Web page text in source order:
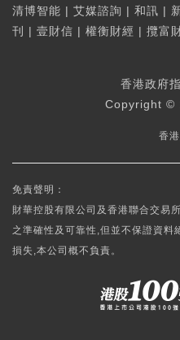
清博智能 | 艾媒諮詢 | 和訊 |
刊
| 壹財信 | 權衡財經 | 攬富
香港政府
Copyright ©
香
免責聲明：
財華控股有限公司及香港聯合交易
之準確性及可靠性,但並不保證資料
損失,本公司概不負責。